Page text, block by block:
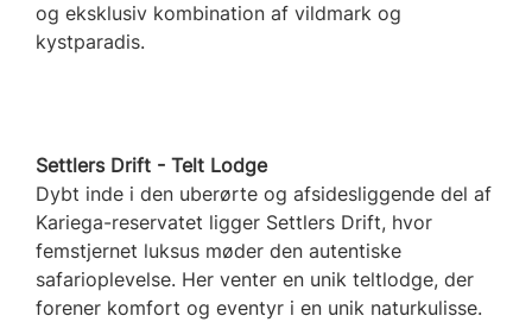
og eksklusiv kombination af vildmark og
kystparadis.
Settlers Drift - Telt Lodge
Dybt inde i den uberørte og afsidesliggende del af
Kariega-reservatet ligger Settlers Drift, hvor
femstjernet luksus møder den autentiske
safarioplevelse. Her venter en unik teltlodge, der
forener komfort og eventyr i en unik naturkulisse.